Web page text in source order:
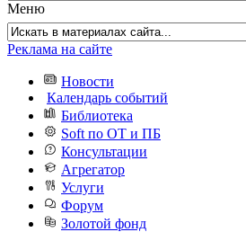
Меню
Реклама на сайте
Новости
Календарь событий
Библиотека
Soft по ОТ и ПБ
Консультации
Агрегатор
Услуги
Форум
Золотой фонд